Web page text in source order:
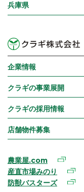
兵庫県
企業情報
クラギの事業展開
クラギの採用情報
店舗物件募集
農業屋.com
産直市場みのり
防獣バスターズ